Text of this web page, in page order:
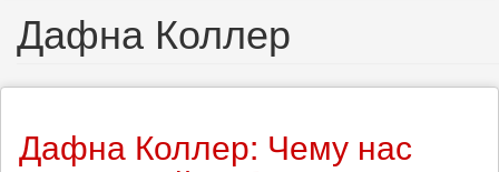
Дафна Коллер
Дафна Коллер: Чему нас